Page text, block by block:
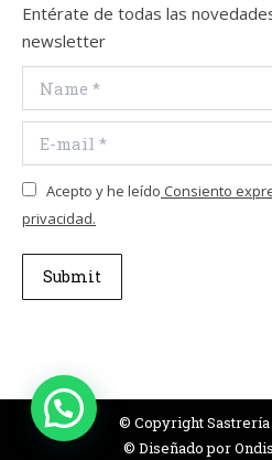
Entérate de todas las
newsletter
Name *
E-mail *
Acepto y he leído Consiento
privacidad.
Submit
© Copyright Sastrería
© Diseñado por